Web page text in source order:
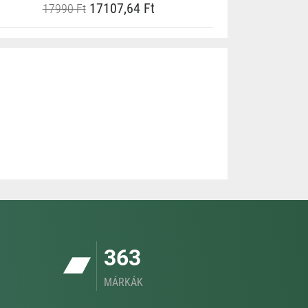
17990 Ft17107,64 Ft
363
MÁRKÁK